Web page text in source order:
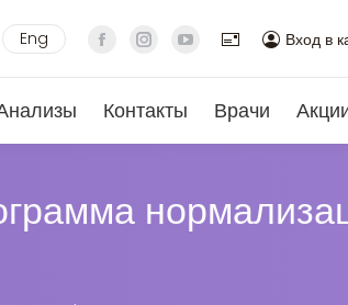
Eng Вход в
Контакты Врачи